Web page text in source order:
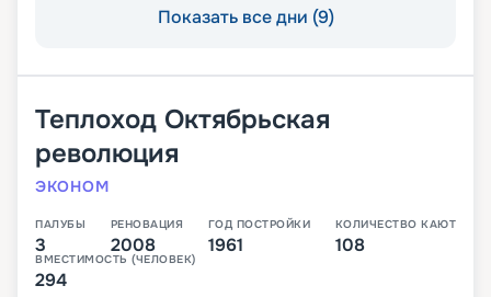
Показать все дни (9)
Теплоход Октябрьская
революция
ЭКОНОМ
ПАЛУБЫ
3
РЕНОВАЦИЯ
2008
ГОД ПОСТРОЙКИ
1961
КОЛИЧЕСТВО КАЮТ
108
ВМЕСТИМОСТЬ (ЧЕЛОВЕК)
294